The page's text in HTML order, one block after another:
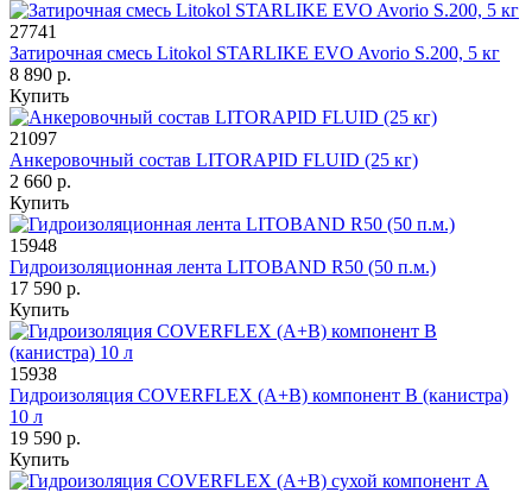
27741
Затирочная смесь Litokol STARLIKE EVO Avorio S.200, 5 кг
8 890 р.
Купить
21097
Анкеровочный состав LITORAPID FLUID (25 кг)
2 660 р.
Купить
15948
Гидроизоляционная лента LITOBAND R50 (50 п.м.)
17 590 р.
Купить
15938
Гидроизоляция COVERFLEX (А+B) компонент B (канистра)
10 л
19 590 р.
Купить